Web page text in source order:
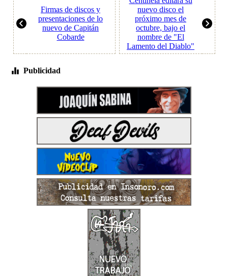
Firmas de discos y
presentaciones de lo
nuevo de Capitán
Cobarde
nuevo disco el
próximo mes de
octubre, bajo el
nombre de "El
Lamento del Diablo"
Publicidad